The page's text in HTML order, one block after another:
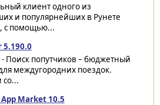
клиент одного из
и популярнейших в Рунете
с помощью...
5.190.0
- Поиск попутчиков – бюджетный
междугородних поездок.
со...
Market 10.5